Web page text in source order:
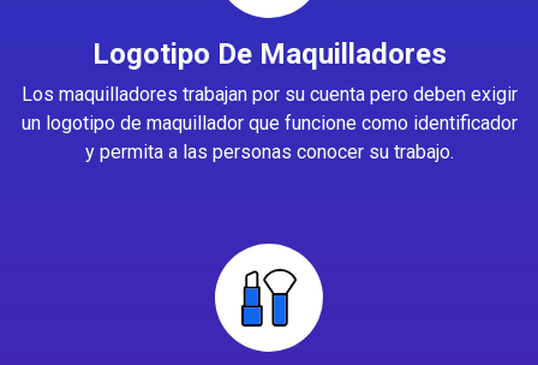
Logotipo De Maquilladores
Los maquilladores trabajan por su cuenta pero deben exigir
un logotipo de maquillador que funcione como identificador
y permita a las personas conocer su trabajo.